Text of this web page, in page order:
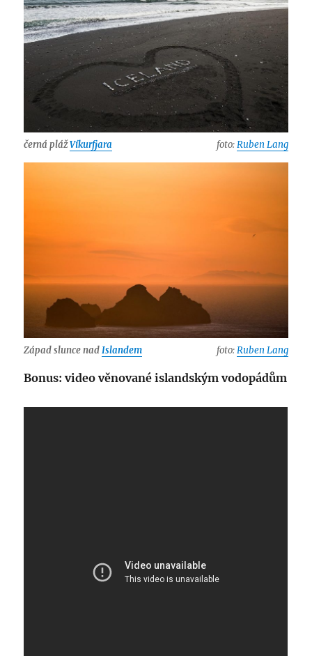
černá plážVíkurfjara foto:Ruben Lang
Západ slunce nadIslandem foto:Ruben Lang
Bonus: video věnované islandským vodopádům